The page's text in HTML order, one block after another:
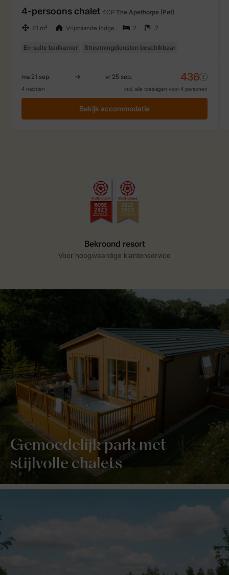
Bekroond resort
Voor hoogwaardige klantenservice
Gemoedelijk park met
stijlvolle chalets